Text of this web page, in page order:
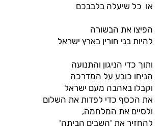
או כל שיעלה בלבבכם
הפיצו את הבשורה
להיות בני חורין בארץ ישראל
ותוך כדי הניגון והתנועה
הניחו כובע על המדרכה
וקבלו באהבה מעם ישראל
את הכסף כדי לפדות את השלום
ולסיים את המלחמה,
להחזיר את 'השבים הביתה'